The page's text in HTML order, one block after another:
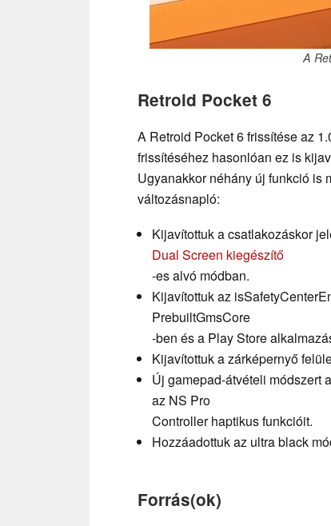
A
Retroid Pocket 6
A Retroid Pocket 6 frissítése az
frissítéséhez hasonlóan ez is
Ugyanakkor néhány új funkció is
változásnapló:
Kijavítottuk a csatlakozáskor
Dual Screen kiegészítő
-es alvó módban.
Kijavítottuk az
PrebuiltGmsCore
-ben és a Play Store
Kijavítottuk a zárképernyő
Új gamepad-átvételi módszert
az NS Pro
Controller haptikus funkcióit.
Hozzáadottuk az ultra black
Forrás(ok)